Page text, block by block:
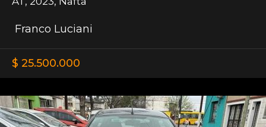
Franco Luciani
$ 25.500.000